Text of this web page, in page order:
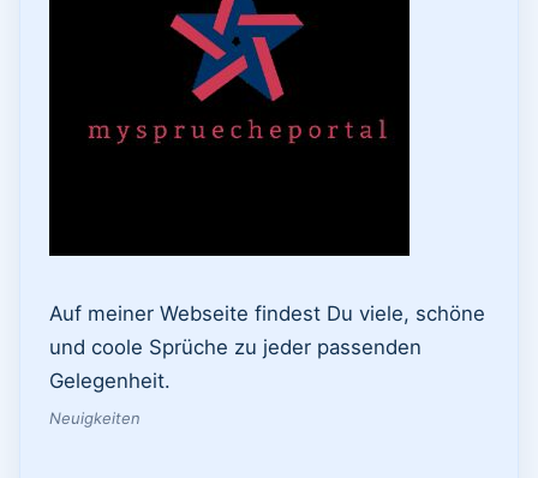
Auf meiner Webseite findest Du viele, schöne
und coole Sprüche zu jeder passenden
Gelegenheit.
Neuigkeiten